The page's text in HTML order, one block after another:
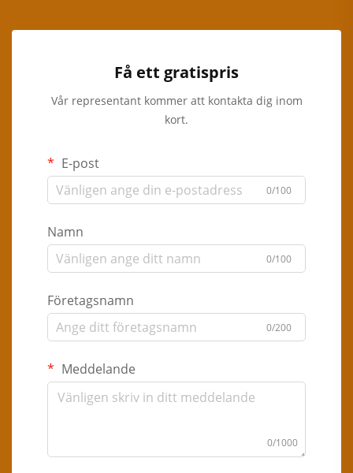
Få ett gratispris
Vår representant kommer att kontakta dig inom
kort.
E-post
0/100
Namn
0/100
Företagsnamn
0/200
Meddelande
0/1000